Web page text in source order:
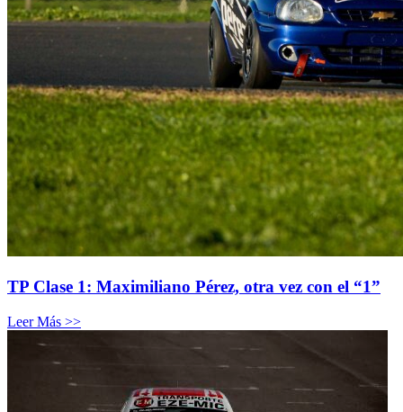
TP Clase 1: Maximiliano Pérez, otra vez con el “1”
Leer Más >>